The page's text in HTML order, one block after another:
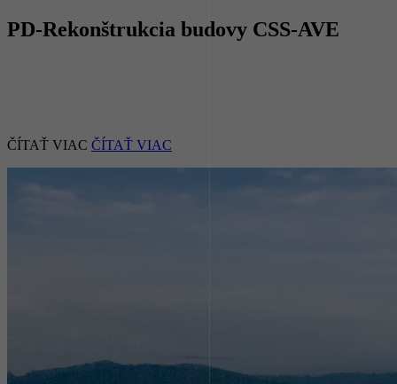
PD-Rekonštrukcia budovy CSS-AVE
ČÍTAŤ VIAC ČÍTAŤ VIAC